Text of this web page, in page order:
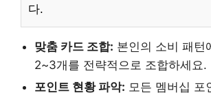
다.
맞춤 카드 조합: 본인의 소비 패턴
2~3개를 전략적으로 조합하세요.
포인트 현황 파악: 모든 멤버십 포